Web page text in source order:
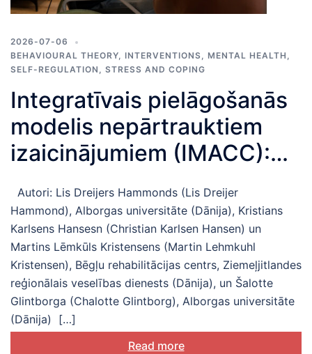
2026-07-06
BEHAVIOURAL THEORY, INTERVENTIONS, MENTAL HEALTH ,
SELF-REGULATION , STRESS AND COPING
Integratīvais pielāgošanās
modelis nepārtrauktiem
izaicinājumiem (IMACC):
pielāgošanās izpratne un
atbalstīšana
Autori: Lis Dreijers Hammonds (Lis Dreijer
Hammond), Alborgas universitāte (Dānija), Kristians
Karlsens Hansesn (Christian Karlsen Hansen) un
Martins Lēmkūls Kristensens (Martin Lehmkuhl
Kristensen), Bēgļu rehabilitācijas centrs, Ziemeļjitlandes
reģionālais veselības dienests (Dānija), un Šalotte
Glintborga (Chalotte Glintborg), Alborgas universitāte
(Dānija) […]
Read more